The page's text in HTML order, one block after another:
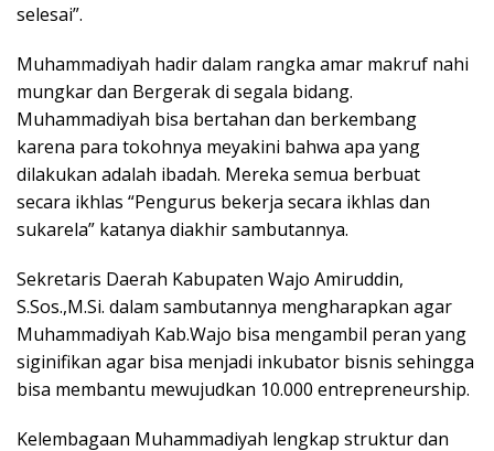
selesai”.
Muhammadiyah hadir dalam rangka amar makruf nahi
mungkar dan Bergerak di segala bidang.
Muhammadiyah bisa bertahan dan berkembang
karena para tokohnya meyakini bahwa apa yang
dilakukan adalah ibadah. Mereka semua berbuat
secara ikhlas “Pengurus bekerja secara ikhlas dan
sukarela” katanya diakhir sambutannya.
Sekretaris Daerah Kabupaten Wajo Amiruddin,
S.Sos.,M.Si. dalam sambutannya mengharapkan agar
Muhammadiyah Kab.Wajo bisa mengambil peran yang
siginifikan agar bisa menjadi inkubator bisnis sehingga
bisa membantu mewujudkan 10.000 entrepreneurship.
Kelembagaan Muhammadiyah lengkap struktur dan